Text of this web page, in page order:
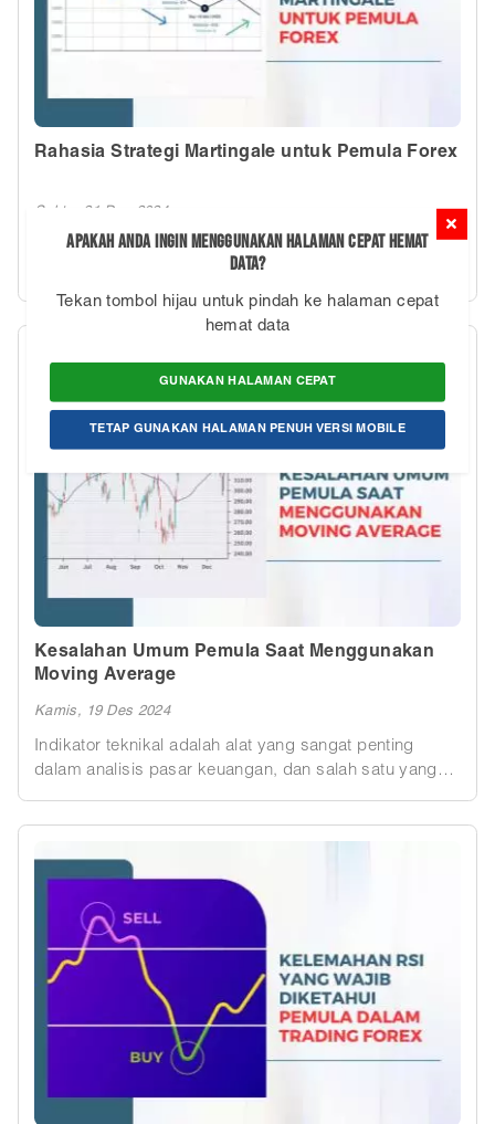
Apakah Anda ingin menggunakan Halaman Cepat Hemat
Data?
Tekan tombol hijau untuk pindah ke halaman cepat
hemat data
GUNAKAN HALAMAN CEPAT
TETAP GUNAKAN HALAMAN PENUH VERSI MOBILE
Rahasia Strategi Martingale untuk Pemula Forex
Sabtu, 21 Des 2024
Trading forex telah menjadi salah satu pilihan investasi
yang populer di Indonesia, terutama bagi mereka yang
ingin mendapatkan keuntungan besar dalam waktu
singkat. Salah satu strategi yang sering
Martingale. Namun, sebelum menerapkan strategi ini,
cara kerja, hingga risikonya. Artikel ini akan membahas
mengambil keputusan yang bijak.
Kesalahan Umum Pemula Saat Menggunakan
Moving Average
Kamis, 19 Des 2024
Indikator teknikal adalah alat yang sangat penting
dalam analisis pasar keuangan, dan salah satu yang
terkesan sederhana, Moving Average sering kali
disalahgunakan oleh para pemula, yang akhirnya
membuat keputusan trading mereka tidak optimal.
Dalam artikel ini, kita akan membahas pengertian
dasar Moving Average, jenis-jenisnya, serta kesalahan
umum yang dilakukan oleh pemula saat menggunakan
indikator ini.